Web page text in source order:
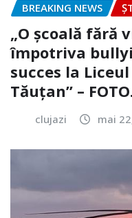
BREAKING NEWS
„O școală fără
împotriva
succes la
Tăuțan” –
clujazi mai